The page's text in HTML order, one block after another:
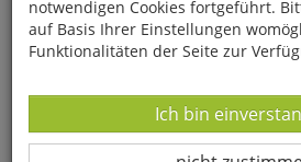
notwendigen Cookies fortgeführt.
auf Basis Ihrer Einstellungen
Funktionalitäten der Seite zur
Ich bin